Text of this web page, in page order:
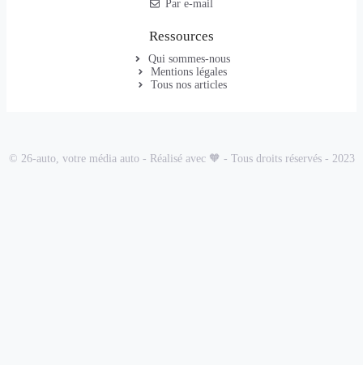
Par e-mail
Ressources
Qui sommes-nous
Mentions légales
Tous nos articles
© 26-auto, votre média auto - Réalisé avec 🧡 - Tous droits réservés - 2023